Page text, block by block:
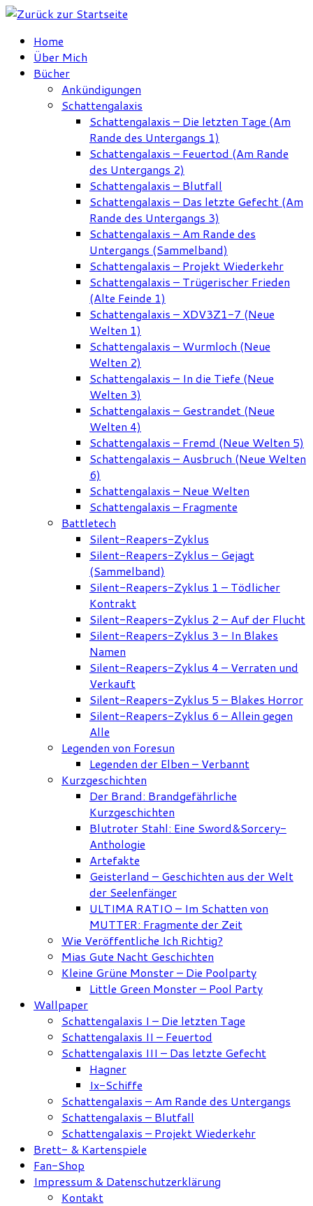
Zum
springenHome
Über Mich
Bücher
Ankündigungen
Schattengalaxis
Schattengalaxis – Die letzten Tage (Am
Rande des Untergangs 1)
Schattengalaxis – Feuertod (Am Rande
des Untergangs 2)
Schattengalaxis – Blutfall
Schattengalaxis – Das letzte Gefecht (Am
Rande des Untergangs 3)
Schattengalaxis – Am Rande des
Untergangs (Sammelband)
Schattengalaxis – Projekt Wiederkehr
Schattengalaxis – Trügerischer Frieden
(Alte Feinde 1)
Schattengalaxis – XDV3Z1-7 (Neue
Welten 1)
Schattengalaxis – Wurmloch (Neue
Welten 2)
Schattengalaxis – In die Tiefe (Neue
Welten 3)
Schattengalaxis – Gestrandet (Neue
Welten 4)
Schattengalaxis – Fremd (Neue Welten 5)
Schattengalaxis – Ausbruch (Neue Welten
6)
Schattengalaxis – Neue Welten
Schattengalaxis – Fragmente
Battletech
Silent-Reapers-Zyklus
Silent-Reapers-Zyklus – Gejagt
(Sammelband)
Silent-Reapers-Zyklus 1 – Tödlicher
Kontrakt
Silent-Reapers-Zyklus 2 – Auf der Flucht
Silent-Reapers-Zyklus 3 – In Blakes
Namen
Silent-Reapers-Zyklus 4 – Verraten und
Verkauft
Silent-Reapers-Zyklus 5 – Blakes Horror
Silent-Reapers-Zyklus 6 – Allein gegen
Alle
Legenden von Foresun
Legenden der Elben – Verbannt
Kurzgeschichten
Der Brand: Brandgefährliche
Kurzgeschichten
Blutroter Stahl: Eine Sword&Sorcery-
Anthologie
Artefakte
Geisterland – Geschichten aus der Welt
der Seelenfänger
ULTIMA RATIO – Im Schatten von
MUTTER: Fragmente der Zeit
Wie Veröffentliche Ich Richtig?
Mias Gute Nacht Geschichten
Kleine Grüne Monster – Die Poolparty
Little Green Monster – Pool Party
Wallpaper
Schattengalaxis I – Die letzten Tage
Schattengalaxis II – Feuertod
Schattengalaxis III – Das letzte Gefecht
Hagner
Ix-Schiffe
Schattengalaxis – Am Rande des Untergangs
Schattengalaxis – Blutfall
Schattengalaxis – Projekt Wiederkehr
Brett- & Kartenspiele
Fan-Shop
Impressum & Datenschutzerklärung
Kontakt